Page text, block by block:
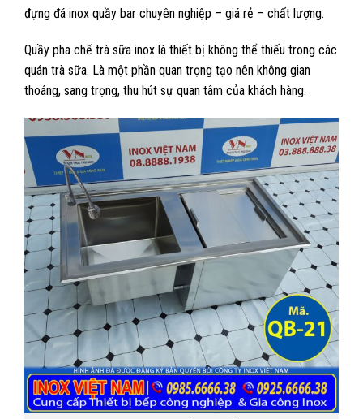
đựng đá inox quầy bar chuyên nghiệp – giá rẻ – chất lượng.
Quầy pha chế trà sữa inox là thiết bị không thể thiếu trong các
quán trà sữa. Là một phần quan trọng tạo nên không gian
thoáng, sang trọng, thu hút sự quan tâm của khách hàng.